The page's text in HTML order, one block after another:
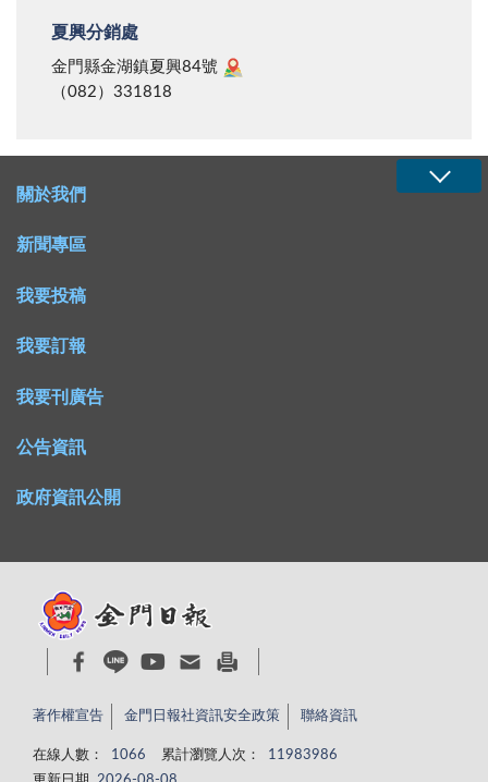
夏興分銷處
金門縣金湖鎮夏興84號
（082）331818
關於我們
新聞專區
我要投稿
我要訂報
我要刊廣告
公告資訊
政府資訊公開
著作權宣告 金門日報社資訊安全政策 聯絡資訊
在線人數： 1066 累計瀏覽人次：
11983986